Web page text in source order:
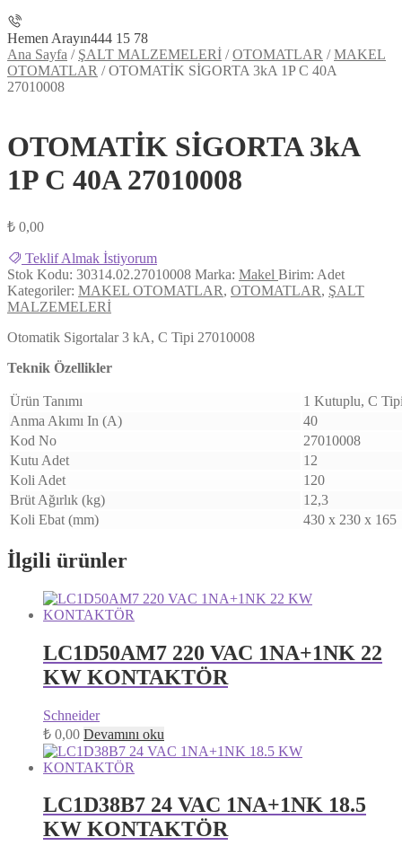
Hemen Arayın444 15 78
Ana Sayfa / ŞALT MALZEMELERİ /OTOMATLAR /MAKEL
OTOMATLAR /OTOMATİK SİGORTA 3kA 1P C 40A
27010008
OTOMATİK SİGORTA 3kA
1P C 40A 27010008
₺ 0,00
Teklif Almak İstiyorum
Stok Kodu: 30314.02.27010008 Marka: Makel Birim: Adet
Kategoriler: MAKEL OTOMATLAR, OTOMATLAR, ŞALT
MALZEMELERİ
Otomatik Sigortalar 3 kA, C Tipi 27010008
Teknik Özellikler
Ürün Tanımı
1 Kutuplu, C
Anma Akımı In (A)
40
Kod No
27010008
Kutu Adet
12
Koli Adet
120
Brüt Ağırlık (kg)
12,3
Koli Ebat (mm)
430 x 230 x 165
İlgili ürünler
LC1D50AM7 220 VAC 1NA+1NK 22
KW KONTAKTÖR
Schneider
₺ 0,00 Devamını oku
LC1D38B7 24 VAC 1NA+1NK 18.5
KW KONTAKTÖR